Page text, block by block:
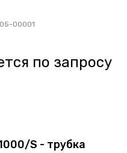
00001
по запросу
S - трубка